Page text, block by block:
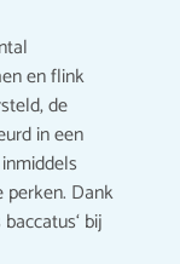
en flink
de
in een
perken. Dank
bij